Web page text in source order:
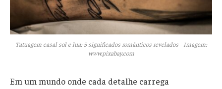
Tatuagem casal sol e lua: 5 significados românticos revelados - Imagem:
www.pixabay.com
Em um mundo onde cada detalhe carrega